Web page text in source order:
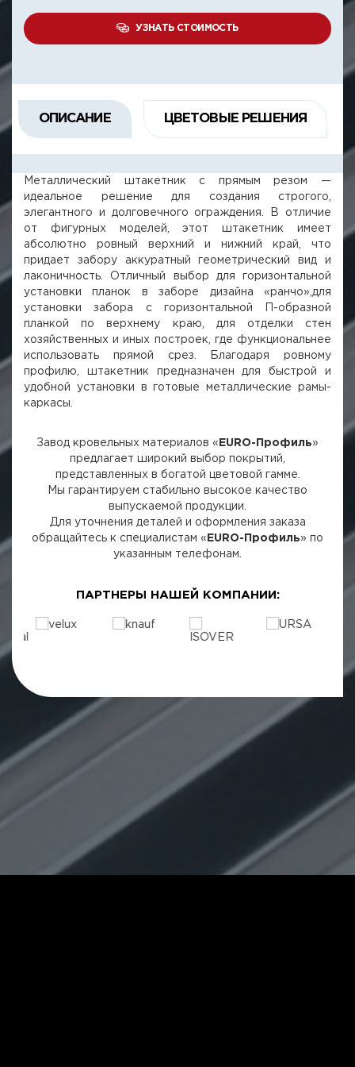
УЗНАТЬ СТОИМОСТЬ
ОПИСАНИЕ ЦВЕТОВЫЕ РЕШЕНИЯ
Металлический штакетник с прямым резом —
идеальное решение для создания строгого,
элегантного и долговечного ограждения. В отличие
от фигурных моделей, этот штакетник имеет
абсолютно ровный верхний и нижний край, что
придает забору аккуратный геометрический вид и
лаконичность. Отличный выбор для горизонтальной
установки планок в заборе дизайна «ранчо»,для
установки забора с горизонтальной П-образной
планкой по верхнему краю, для отделки стен
хозяйственных и иных построек, где функциональнее
использовать прямой срез. Благодаря ровному
профилю, штакетник предназначен для быстрой и
удобной установки в готовые металлические рамы-
каркасы.
Завод кровельных материалов « EURO-Профиль»
предлагает широкий выбор покрытий,
представленных в богатой цветовой гамме.
Мы гарантируем стабильно высокое качество
выпускаемой продукции.
Для уточнения деталей и оформления заказа
обращайтесь к специалистам « EURO-Профиль» по
указанным телефонам.
ПАРТНЕРЫ НАШЕЙ КОМПАНИИ: